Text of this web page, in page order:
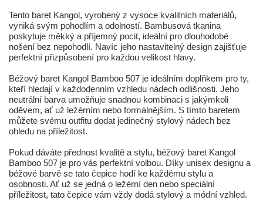
Tento baret Kangol, vyrobený z vysoce kvalitních materiálů,
vyniká svým pohodlím a odolností. Bambusová tkanina
poskytuje měkký a příjemný pocit, ideální pro dlouhodobé
nošení bez nepohodlí. Navíc jeho nastavitelný design zajišťuje
perfektní přizpůsobení pro každou velikost hlavy.
Béžový baret Kangol Bamboo 507 je ideálním doplňkem pro ty,
kteří hledají v každodenním vzhledu nádech odlišnosti. Jeho
neutrální barva umožňuje snadnou kombinaci s jakýmkoli
oděvem, ať už ležérním nebo formálnějším. S tímto baretem
můžete svému outfitu dodat jedinečný stylový nádech bez
ohledu na příležitost.
Pokud dáváte přednost kvalitě a stylu, béžový baret Kangol
Bamboo 507 je pro vás perfektní volbou. Díky unisex designu a
béžové barvě se tato čepice hodí ke každému stylu a
osobnosti. Ať už se jedná o ležérní den nebo speciální
příležitost, tato čepice vám vždy dodá stylový a módní vzhled.